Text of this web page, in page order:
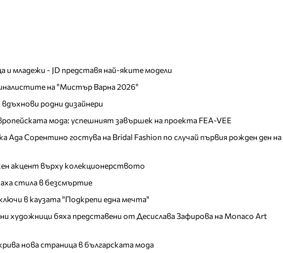
и младежи - JD представя най-яките модели
на "Мистър Варна 2026"
родни дизайнери
мода: успешният завършек на проекта FEA-VEE
Ада Сорентино гостува на Bridal Fashion по случай първия рожден ден на
акцент върху колекционерството
стила в безсмъртие
в каузата "Подкрепи една мечта"
художници бяха представени от Десислава Зафирова на Monaco Art
нова страница в българската мода